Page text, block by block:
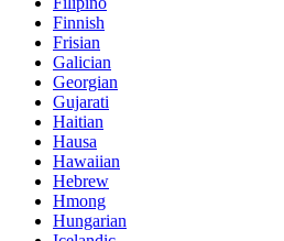
Finnish
Frisian
Galician
Georgian
Gujarati
Haitian
Hausa
Hawaiian
Hebrew
Hmong
Hungarian